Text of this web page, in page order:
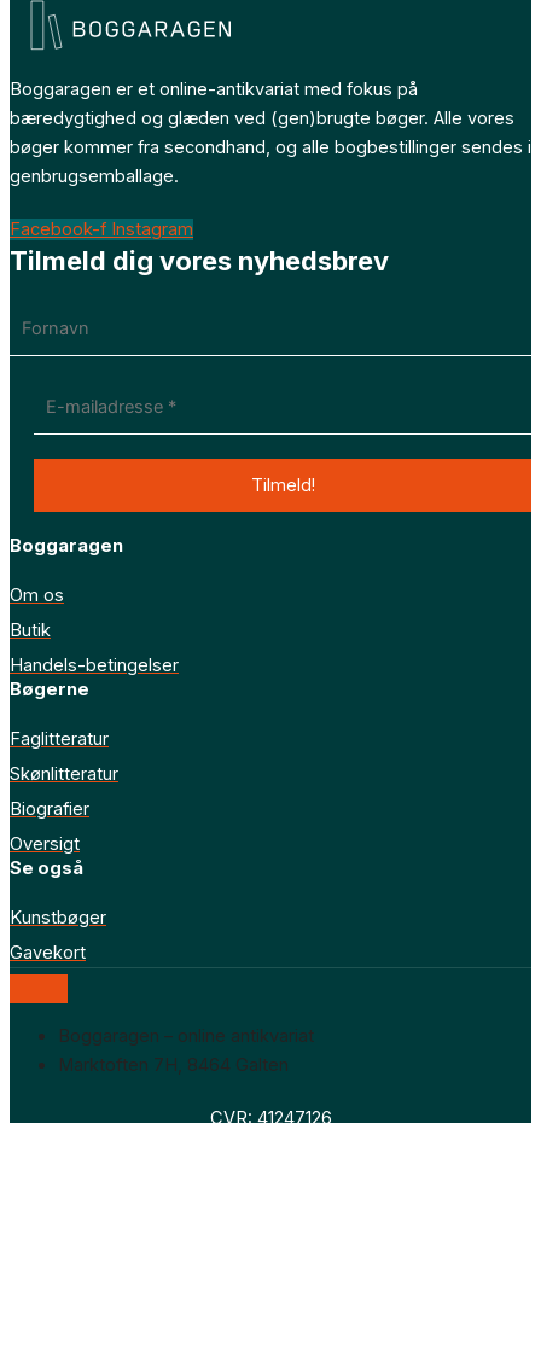
Boggaragen er et online-antikvariat med fokus på
bæredygtighed og glæden ved (gen)brugte bøger. Alle vores
bøger kommer fra secondhand, og alle bogbestillinger sendes i
genbrugsemballage.
Facebook-f Instagram
Tilmeld dig vores nyhedsbrev
Boggaragen
Om os
Butik
Handels-betingelser
Bøgerne
Faglitteratur
Skønlitteratur
Biografier
Oversigt
Se også
Kunstbøger
Gavekort
Boggaragen – online antikvariat
Marktoften 7H, 8464 Galten
CVR: 41247126